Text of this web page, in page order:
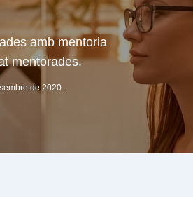
amb mentoria
mentorades.
de 2020.